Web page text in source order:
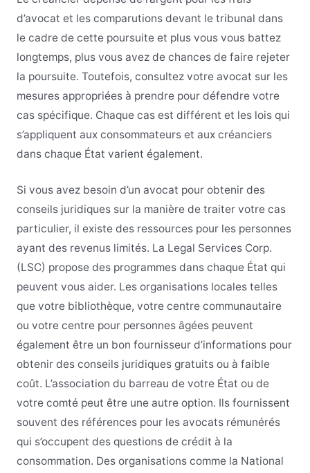
d’avocat et les comparutions devant le tribunal dans
le cadre de cette poursuite et plus vous vous battez
longtemps, plus vous avez de chances de faire rejeter
la poursuite. Toutefois, consultez votre avocat sur les
mesures appropriées à prendre pour défendre votre
cas spécifique. Chaque cas est différent et les lois qui
s’appliquent aux consommateurs et aux créanciers
dans chaque État varient également.
Si vous avez besoin d’un avocat pour obtenir des
conseils juridiques sur la manière de traiter votre cas
particulier, il existe des ressources pour les personnes
ayant des revenus limités. La Legal Services Corp.
(LSC) propose des programmes dans chaque État qui
peuvent vous aider. Les organisations locales telles
que votre bibliothèque, votre centre communautaire
ou votre centre pour personnes âgées peuvent
également être un bon fournisseur d’informations pour
obtenir des conseils juridiques gratuits ou à faible
coût. L’association du barreau de votre État ou de
votre comté peut être une autre option. Ils fournissent
souvent des références pour les avocats rémunérés
qui s’occupent des questions de crédit à la
consommation. Des organisations comme la National